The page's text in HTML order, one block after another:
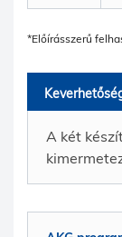
*Előírásszerű
A két